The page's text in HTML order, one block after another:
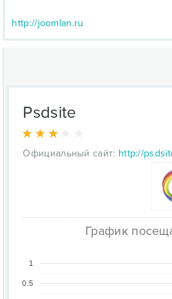
http://joomlan.ru
Psdsite
Официальный сайт: http://
График
0.5
1